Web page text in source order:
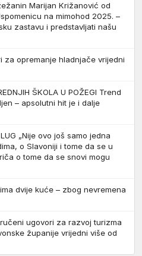
Marijan Križanović od
na mimohod 2025. –
zastavu i predstavljati našu
za opremanje hladnjače vrijedni
ŠKOLA U POŽEGI Trend
– apsolutni hit je i dalje
„Nije ovo još samo jedna
o Slavoniji i tome da se u
o tome da se snovi mogu
dvije kuće – zbog nevremena
ugovori za razvoj turizma
županije vrijedni više od